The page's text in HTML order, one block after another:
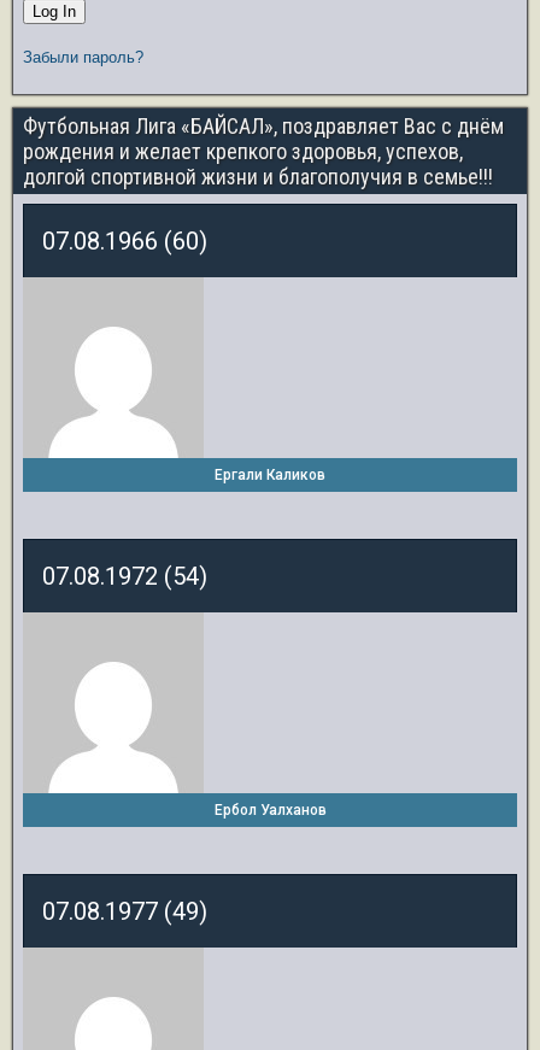
Забыли пароль?
Футбольная Лига «БАЙСАЛ», поздравляет Вас с днём
рождения и желает крепкого здоровья, успехов,
долгой спортивной жизни и благополучия в семье!!!
07.08.1966 (60)
Ергали Каликов
07.08.1972 (54)
Ербол Уалханов
07.08.1977 (49)